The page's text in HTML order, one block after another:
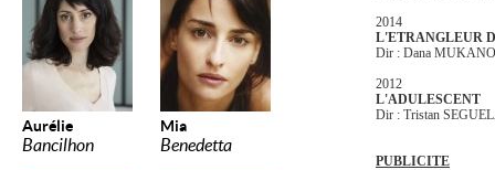
Aurélie
Bancilhon
Mia
Benedetta
2014
L'ETRANGLEUR
Dir : Dana
2012
L'ADULESCENT
Dir : Tristan
PUBLICITE